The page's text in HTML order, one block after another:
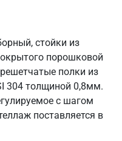
стойки из
порошковой
полки из
304 толщиной 0,8мм.
с шагом
поставляется в